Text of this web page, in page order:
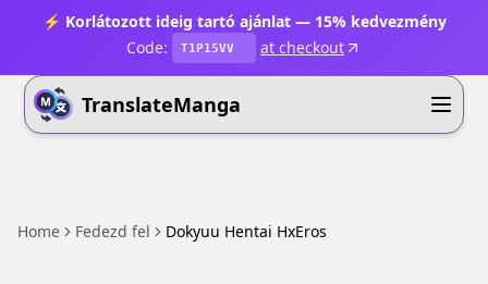
⚡ Korlátozott ideig tartó ajánlat — 15% kedvezmény
Code:
T1P15VV at checkout
TranslateManga
Home Fedezd fel Dokyuu Hentai HxEros